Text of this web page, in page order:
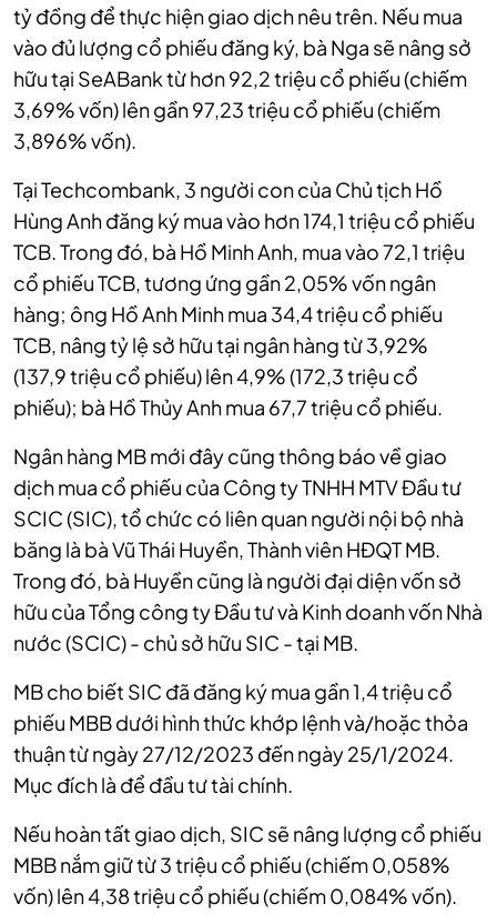
tỷ đồng để thực hiện giao dịch nêu trên. Nếu mua
vào đủ lượng cổ phiếu đăng ký, bà Nga sẽ nâng sở
hữu tại SeABank từ hơn 92,2 triệu cổ phiếu (chiếm
3,69% vốn) lên gần 97,23 triệu cổ phiếu (chiếm
3,896% vốn).
Tại Techcombank, 3 người con của Chủ tịch Hồ
Hùng Anh đăng ký mua vào hơn 174,1 triệu cổ phiếu
TCB. Trong đó, bà Hồ Minh Anh, mua vào 72,1 triệu
cổ phiếu TCB, tương ứng gần 2,05% vốn ngân
hàng; ông Hồ Anh Minh mua 34,4 triệu cổ phiếu
TCB, nâng tỷ lệ sở hữu tại ngân hàng từ 3,92%
(137,9 triệu cổ phiếu) lên 4,9% (172,3 triệu cổ
phiếu); bà Hồ Thủy Anh mua 67,7 triệu cổ phiếu.
Ngân hàng MB mới đây cũng thông báo về giao
dịch mua cổ phiếu của Công ty TNHH MTV Đầu tư
SCIC (SIC), tổ chức có liên quan người nội bộ nhà
băng là bà Vũ Thái Huyền, Thành viên HĐQT MB.
Trong đó, bà Huyền cũng là người đại diện vốn sở
hữu của Tổng công ty Đầu tư và Kinh doanh vốn Nhà
nước (SCIC) - chủ sở hữu SIC - tại MB.
MB cho biết SIC đã đăng ký mua gần 1,4 triệu cổ
phiếu MBB dưới hình thức khớp lệnh và/hoặc thỏa
thuận từ ngày 27/12/2023 đến ngày 25/1/2024.
Mục đích là để đầu tư tài chính.
Nếu hoàn tất giao dịch, SIC sẽ nâng lượng cổ phiếu
MBB nắm giữ từ 3 triệu cổ phiếu (chiếm 0,058%
vốn) lên 4,38 triệu cổ phiếu (chiếm 0,084% vốn).